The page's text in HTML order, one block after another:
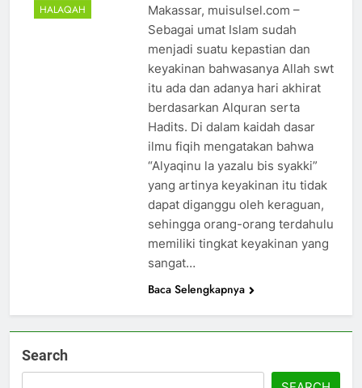
HALAQAH
Makassar, muisulsel.com –
Sebagai umat Islam sudah
menjadi suatu kepastian dan
keyakinan bahwasanya Allah swt
itu ada dan adanya hari akhirat
berdasarkan Alquran serta
Hadits. Di dalam kaidah dasar
ilmu fiqih mengatakan bahwa
“Alyaqinu la yazalu bis syakki”
yang artinya keyakinan itu tidak
dapat diganggu oleh keraguan,
sehingga orang-orang terdahulu
memiliki tingkat keyakinan yang
sangat…
Baca Selengkapnya
Search
CATATAN PKU 2026: Perdalam
Qawaʿid Fiqhiyyah, Arham
Ahmad: Ilmu Harus Menjadi
Bekal untuk Mengabdi
NEWS
Pro-Kontra Pendirian
Universitas Republik Indonesia
OPINI
MELAYANG: MILIARAN RUPIAH,